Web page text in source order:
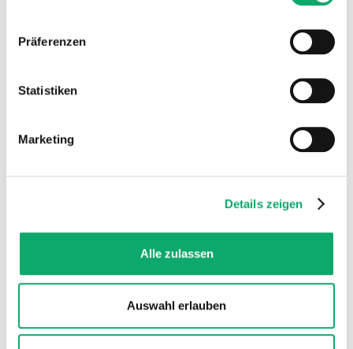
Verwendungszwecke zulassen. Sie können Ihre Auswahl
jederzeit in den Einstellungen widerrufen oder anpassen.
Weitere Informationen über die Verarbeitung Ihrer Daten
Präferenzen
Statistiken
Marketing
Details zeigen
Alle zulassen
Auswahl erlauben
Internationaler Verkauf
Registrierung & Meldungen für OSS und
Mehr erfahren